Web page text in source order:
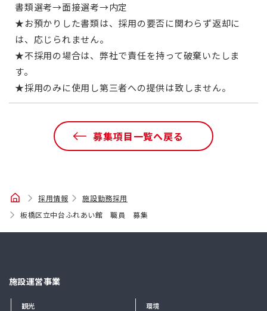
書類選考→面接選考→内定
★お預かりした書類は、採用の要否に関わらず返却に
は、応じられません。
★不採用の場合は、弊社で責任を持って破棄いたしま
す。
★採用のみに使用し第三者への提供は致しません。
募集項目一覧へ戻る
ホ
ー
ム
採用情報
施設勤務採用
板橋区立中台ふれあい館 職員 募集
施設運営事業
観光
環境